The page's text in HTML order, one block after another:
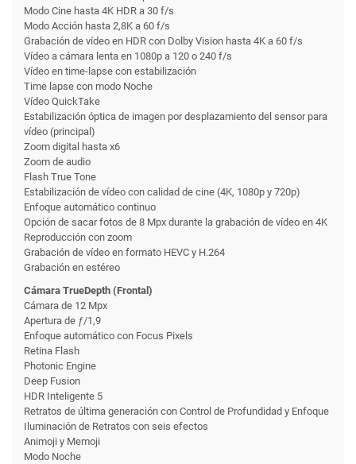
Modo Cine hasta 4K HDR a 30 f/s
Modo Acción hasta 2,8K a 60 f/s
Grabación de vídeo en HDR con Dolby Vision hasta 4K a 60 f/s
Vídeo a cámara lenta en 1080p a 120 o 240 f/s
Vídeo en time-lapse con estabili­zación
Time lapse con modo Noche
Vídeo QuickTake
Estabilización óptica de imagen por desplazamiento del sensor para
vídeo (principal)
Zoom digital hasta x6
Zoom de audio
Flash True Tone
Estabilización de vídeo con calidad de cine (4K, 1080p y 720p)
Enfoque automático continuo
Opción de sacar fotos de 8 Mpx durante la grabación de vídeo en 4K
Reproducción con zoom
Grabación de vídeo en formato HEVC y H.264
Grabación en estéreo
Cámara TrueDepth (Frontal)
Cámara de 12 Mpx
Apertura de ƒ/1,9
Enfoque automático con Focus Pixels
Retina Flash
Photonic Engine
Deep Fusion
HDR Inteligente 5
Retratos de última generación con Control de Profundidad y Enfoque
Iluminación de Retratos con seis efectos
Animoji y Memoji
Modo Noche